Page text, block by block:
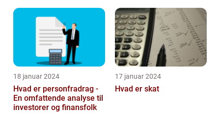
18 januar 2024
Hvad er personfradrag -
En omfattende analyse til
investorer og finansfolk
17 januar 2024
Hvad er skat